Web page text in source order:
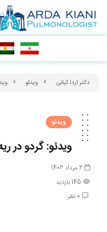
دکتر اردا کیانی ویدئو
ویدئو
ویدئو: گردو در
2 مرداد 1402
145 بازدید
0 نظر